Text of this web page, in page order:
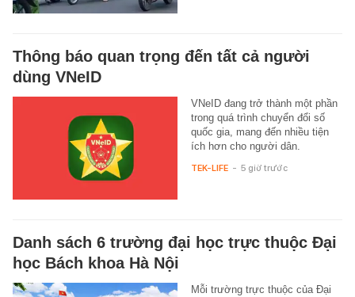
Thông báo quan trọng đến tất cả người
dùng VNeID
VNeID đang trở thành một phần
trong quá trình chuyển đổi số
quốc gia, mang đến nhiều tiện
ích hơn cho người dân.
TEK-LIFE - 5 giờ trước
Danh sách 6 trường đại học trực thuộc Đại
học Bách khoa Hà Nội
Mỗi trường trực thuộc của Đại